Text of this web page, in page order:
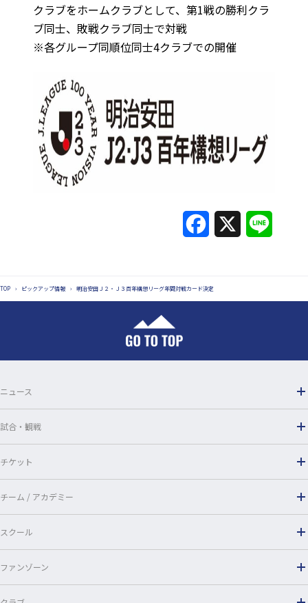
クラブをホームクラブとして、第1戦の勝利クラ
ブ同士、敗戦クラブ同士で対戦
※各グループ同順位同士4クラブでの開催
e
k
e
TOP › ピックアップ情報 › 明治安田Ｊ２・Ｊ３百年構想リーグ年間対戦カード決定
ニュース
試合・観戦
チケット
チーム / アカデミー
スクール
ファンゾーン